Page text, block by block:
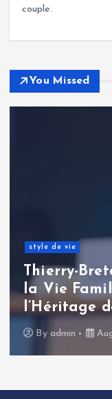
couple.
You Missed
style de vie
Thierry-
la Vie
l’Héritage
By admin